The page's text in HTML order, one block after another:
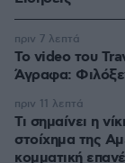
To video του
Άγραφα:
πριν 7 λεπτά
Τι σημαίνει η
στοίχημα της
κομματική
πριν 11 λεπτά